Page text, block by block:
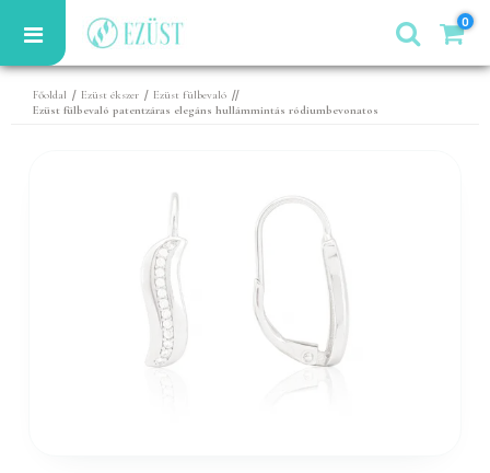
0
Főoldal / Ezüst ékszer / Ezüst fülbevaló //
Ezüst fülbevaló patentzáras elegáns hullámmintás ródiumbevonatos